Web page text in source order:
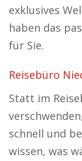
exklusives
haben das
für Sie.
Reisebüro
Statt im
schnell und
wissen, was